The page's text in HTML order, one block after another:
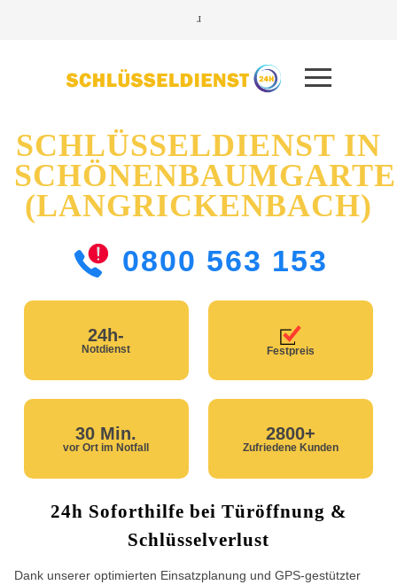
SCHLÜSSELDIENST IN
(LANGRICKENBACH)
0800 563 153
24h-
Notdienst Festpreis
30 Min.
vor Ort im Notfall
2800+
Zufriedene Kunden
24h Soforthilfe bei Türöffnung &
Schlüsselverlust
Dank unserer optimierten Einsatzplanung und GPS-gestützter